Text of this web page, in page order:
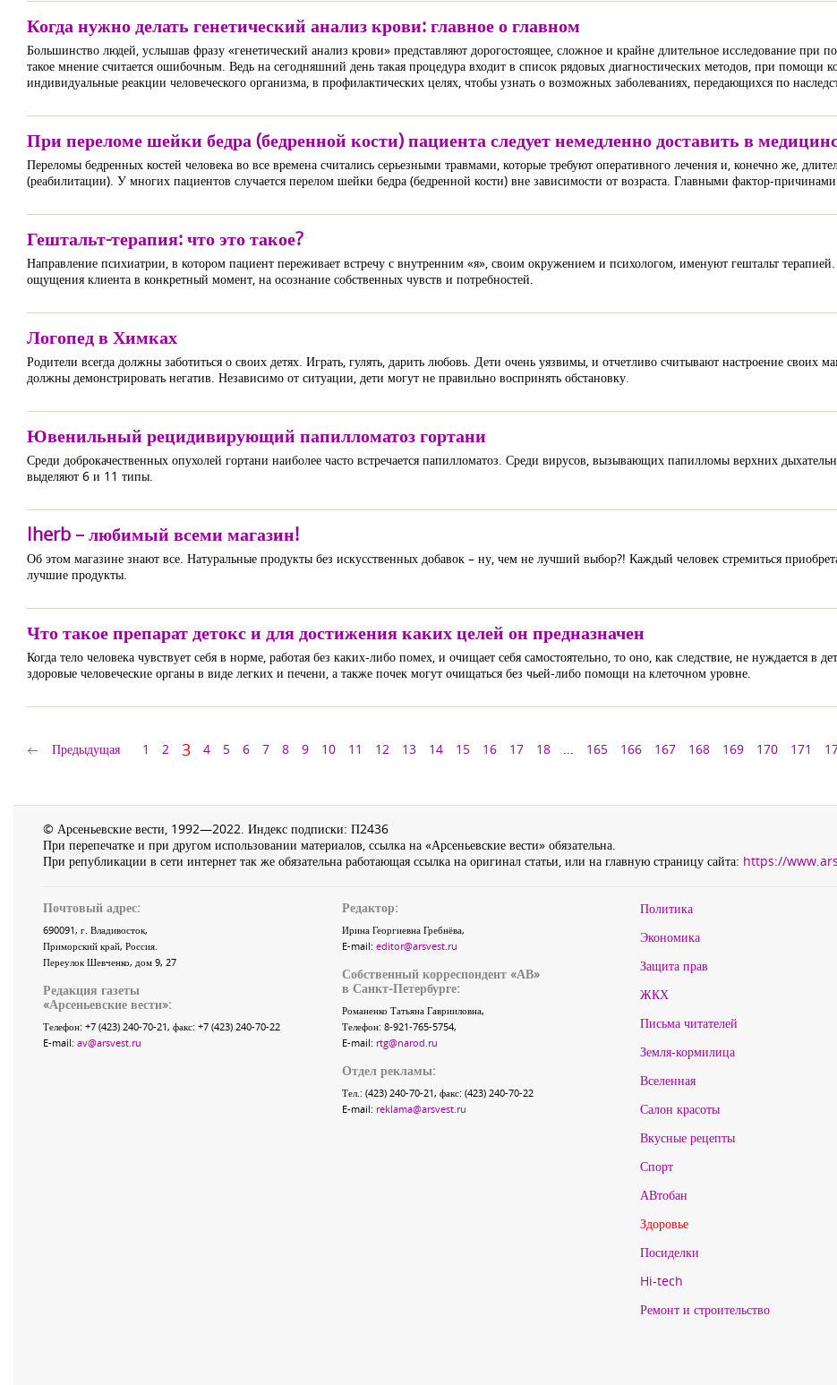
Когда нужно делать генетический анализ крови: главное о главном
Большинство людей, услышав фразу «генетический анализ крови» представляют дорогостоящее, сложное и крайне длительное исследование при
такое мнение считается ошибочным. Ведь на сегодняшний день такая процедура входит в список рядовых диагностических методов, при помощи
индивидуальные реакции человеческого организма, в профилактических целях, чтобы узнать о возможных заболеваниях, передающихся по
При переломе шейки бедра (бедренной кости) пациента следует немедленно доставить в
Переломы бедренных костей человека во все времена считались серьезными травмами, которые требуют оперативного лечения и, конечно же,
(реабилитации). У многих пациентов случается перелом шейки бедра (бедренной кости) вне зависимости от возраста. Главными фактор-причинами
Гештальт-терапия: что это такое?
Направление психиатрии, в котором пациент переживает встречу с внутренним «я», своим окружением и психологом, именуют гештальт
ощущения клиента в конкретный момент, на осознание собственных чувств и потребностей.
Логопед в Химках
Родители всегда должны заботиться о своих детях. Играть, гулять, дарить любовь. Дети очень уязвимы, и отчетливо считывают настроение своих
должны демонстрировать негатив. Независимо от ситуации, дети могут не правильно воспринять обстановку.
Ювенильный рецидивирующий папилломатоз гортани
Среди доброкачественных опухолей гортани наиболее часто встречается папилломатоз. Среди вирусов, вызывающих папилломы верхних
выделяют 6 и 11 типы.
Iherb – любимый всеми магазин!
Об этом магазине знают все. Натуральные продукты без искусственных добавок – ну, чем не лучший выбор?! Каждый человек стремиться
лучшие продукты.
Что такое препарат детокс и для достижения каких целей он предназначен
Когда тело человека чувствует себя в норме, работая без каких-либо помех, и очищает себя самостоятельно, то оно, как следствие, не нуждается в
здоровые человеческие органы в виде легких и печени, а также почек могут очищаться без чьей-либо помощи на клеточном уровне.
Предыдущая 1 2 3 4 5 6 7 8 9 10 11 12 13 14 15 16 17 18 ... 165 166 167 168 169 170 171
© Арсеньевские вести, 1992—2022. Индекс подписки: П2436
При перепечатке и при другом использовании материалов, ссылка на «Арсеньевские вести» обязательна.
При републикации в сети интернет так же обязательна работающая ссылка на оригинал статьи, или на главную страницу сайта: https://
Почтовый адрес:
690091, г. Владивосток,
Приморский край, Россия.
Переулок Шевченко, дом 9, 27
Редакция газеты
«Арсеньевские вести»:
Телефон: +7 (423) 240-70-21, факс: +7 (423) 240-70-22
E-mail: av@arsvest.ru
Редактор:
Ирина Георгиевна Гребнёва,
E-mail: editor@arsvest.ru
Собственный корреспондент «АВ»
в Санкт-Петербурге:
Романенко Татьяна Гаврииловна,
Телефон: 8-921-765-5754,
E-mail: rtg@narod.ru
Отдел рекламы:
Тел.: (423) 240-70-21, факс: (423) 240-70-22
E-mail: reklama@arsvest.ru
Политика
Экономика
Защита прав
ЖКХ
Письма читателей
Земля-кормилица
Вселенная
Салон красоты
Вкусные рецепты
Спорт
АВтобан
Здоровье
Посиделки
Hi-tech
Ремонт и строительство